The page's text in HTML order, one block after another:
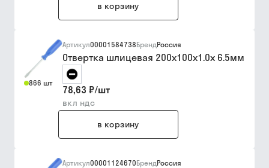
в корзину
866 шт
Артикул00001584738БрендРоссия
Отвертка шлицевая 200х100х1.0х 6.5мм
78,63 ₽/шт
вкл ндс
в корзину
Артикул00001124670БрендРоссия